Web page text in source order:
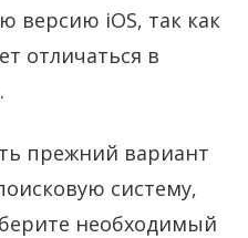
версию iOS, так как
отличаться в
прежний вариант
систему,
необходимый